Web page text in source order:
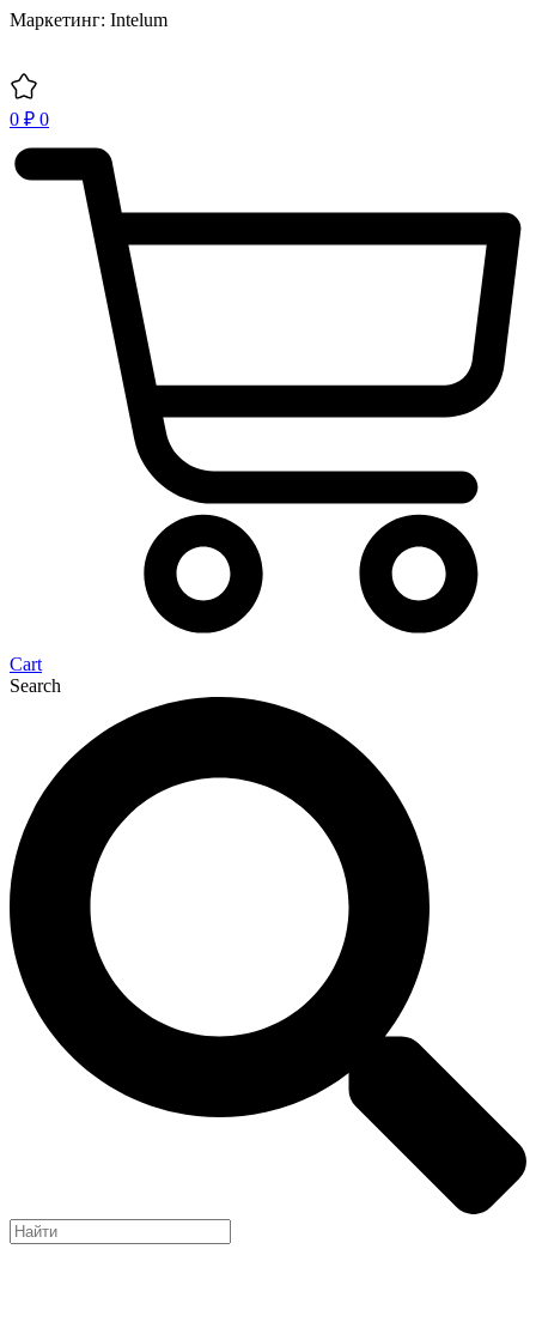
Маркетинг: Intelum
0 ₽ 0
Cart
Search